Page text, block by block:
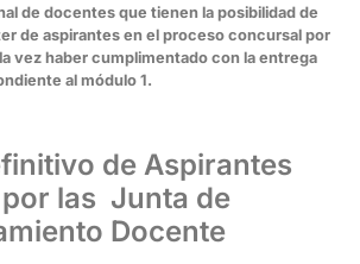
de docentes que tienen la posibilidad de
de aspirantes en el proceso concursal por
vez haber cumplimentado con la entrega
al módulo 1.
de Aspirantes
las Junta de
Docente